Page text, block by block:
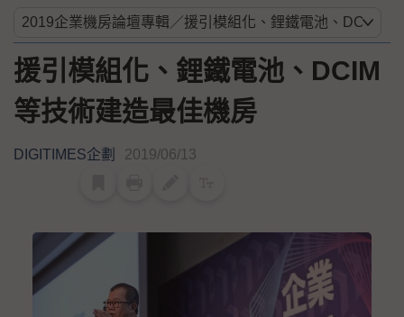
援引模組化、鋰鐵電池、DCIM
等技術建造最佳機房
DIGITIMES企劃 2019/06/13